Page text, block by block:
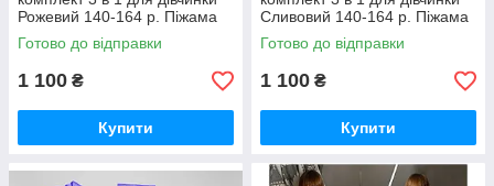
Рожевий 140-164 р. Піжама
та халат для дівчаток
Велюровий комплект
Готово до відправки
1 100 ₴
Купити
Сливовий 140-164 р. Піжама
та халат для дівчаток
Велюровий комплект
Готово до відправки
1 100 ₴
Купити